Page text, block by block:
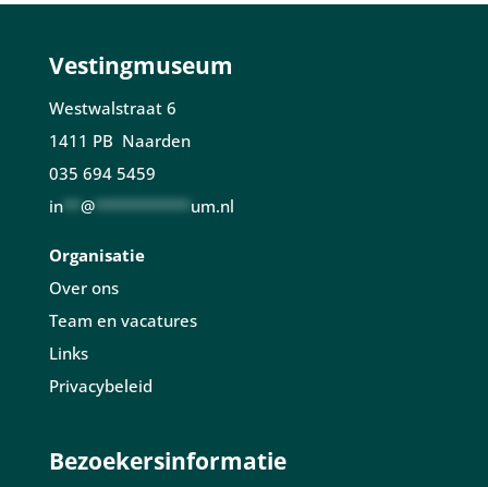
Vestingmuseum
Westwalstraat 6
1411 PB Naarden
035 694 5459
in** @*********** um.nl
Organisatie
Over ons
Team en vacatures
Links
Privacybeleid
Bezoekersinformatie